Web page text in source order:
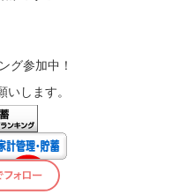
グ参加中！
いします。